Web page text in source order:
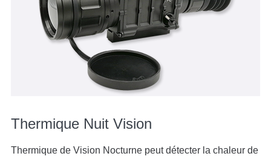
Thermique Nuit Vision
Thermique de Vision Nocturne peut détecter la chaleur de